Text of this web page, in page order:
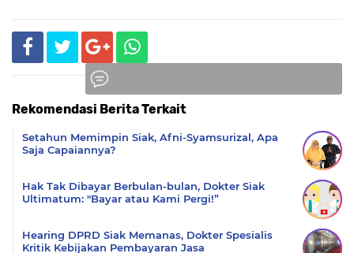
Rekomendasi Berita Terkait
Setahun Memimpin Siak, Afni-Syamsurizal, Apa
Saja Capaiannya?
Hak Tak Dibayar Berbulan-bulan, Dokter Siak
Ultimatum: "Bayar atau Kami Pergi!”
Hearing DPRD Siak Memanas, Dokter Spesialis
Kritik Kebijakan Pembayaran Jasa